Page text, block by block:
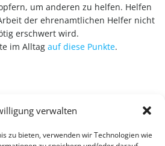
verwalten
zu bieten, verwenden wir Technologien wie
um anderen zu helfen. Helfen
der ehrenamtlichen Helfer nicht
erschwert wird.
im Alltag auf diese Punkte.